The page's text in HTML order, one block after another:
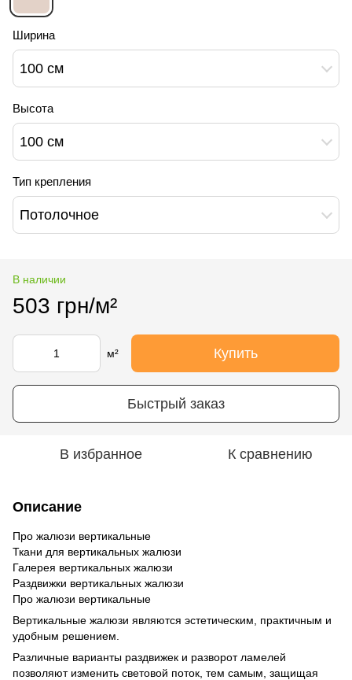
Ширина
100 см
Высота
100 см
Тип крепления
Потолочное
В наличии
503 грн/м²
м² Купить
Быстрый заказ
В избранное К сравнению
Описание
Про жалюзи вертикальные
Ткани для вертикальных жалюзи
Галерея вертикальных жалюзи
Раздвижки вертикальных жалюзи
Про жалюзи вертикальные
Вертикальные жалюзи являются эстетическим, практичным и
удобным решением.
Различные варианты раздвижек и разворот ламелей
позволяют изменить световой поток, тем самым, защищая